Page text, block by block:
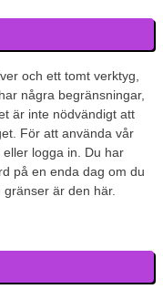
och ett tomt verktyg,
några begränsningar,
är inte nödvändigt att
För att använda vår
logga in. Du har
på en enda dag om du
är den här.